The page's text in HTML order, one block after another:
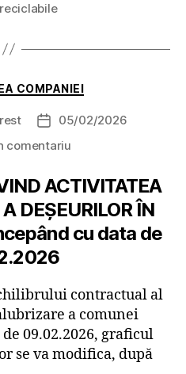
Categorii
COMPANIEI
Dată
articol
05/02/2026
comentariula
ACTIVITATEA
DEȘEURILOR ÎN
cu data de
contractual al
a comunei
09.02.2026, graficul
se va modifica, după